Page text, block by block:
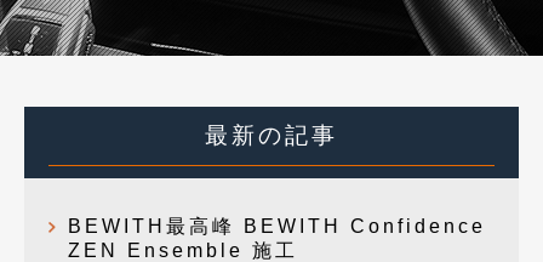
最新の記事
BEWITH最高峰 BEWITH Confidence
ZEN Ensemble 施工